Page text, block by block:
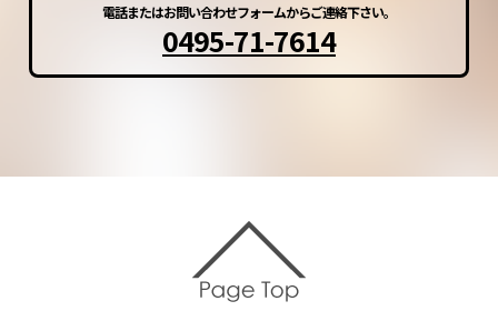
電話またはお問い合わせフォームからご連絡下さい。
0495-71-7614